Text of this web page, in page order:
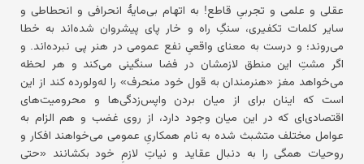
عقلی و علمی و تجربیِ قاطع! به اتهام بی‌مایهٔ انحرافی و انحطاطی و
سایر کلمات تکفیری، سنگِ راه و خار پای پیشروان شده‌اند به خطا
می‌روند؛ و درست به معنای واقعیِ نفع عمومی در هنر پی نبرده‌اند. و
اگر مشتِ این منطق لازمشان در فضا سنگینی می‌کند و هر لحظه
می‌خواهد مغز «هنرمندان به قول خود منحرف» را له‌ولورده کند از این
است که اینان برای از میان بردن واپس‌زدگی‌ها و محرومیت‌های
اقتصادی‌ای که در این میان وجود دارد، از روی غضب و هم الزام به
عوامل مختلف متشبث شده به نام همکاریِ عمومی می‌خواهند افکار و
روحیات همگی را به دنبال عقاید و نیاتِ لازمِ خود بکشانند «حتی